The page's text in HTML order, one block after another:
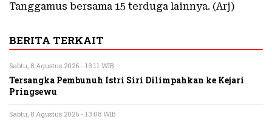
Tanggamus bersama 15 terduga lainnya. (Arj)
BERITA TERKAIT
Sabtu, 8 Agustus 2026 - 13:11 WIB
Tersangka Pembunuh Istri Siri Dilimpahkan ke Kejari
Pringsewu
Sabtu, 8 Agustus 2026 - 13:08 WIB